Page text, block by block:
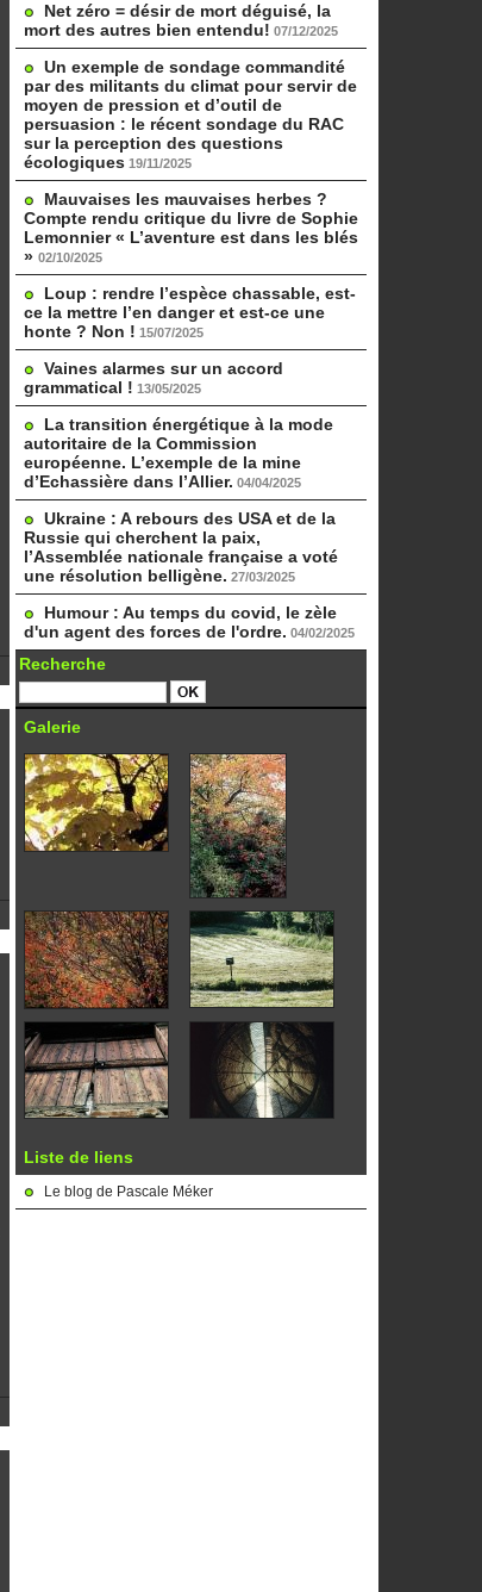
Net zéro = désir de mort déguisé, la
mort des autres bien entendu! 07/12/2025
Un exemple de sondage commandité
par des militants du climat pour servir de
moyen de pression et d’outil de
persuasion : le récent sondage du RAC
sur la perception des questions
écologiques 19/11/2025
Mauvaises les mauvaises herbes ?
Compte rendu critique du livre de Sophie
Lemonnier « L’aventure est dans les blés
» 02/10/2025
Loup : rendre l’espèce chassable, est-
ce la mettre l’en danger et est-ce une
honte ? Non ! 15/07/2025
Vaines alarmes sur un accord
grammatical ! 13/05/2025
La transition énergétique à la mode
autoritaire de la Commission
européenne. L’exemple de la mine
d’Echassière dans l’Allier. 04/04/2025
Ukraine : A rebours des USA et de la
Russie qui cherchent la paix,
l’Assemblée nationale française a voté
une résolution belligène. 27/03/2025
Humour : Au temps du covid, le zèle
d'un agent des forces de l'ordre. 04/02/2025
Recherche
Galerie
Liste de liens
Le blog de Pascale Méker